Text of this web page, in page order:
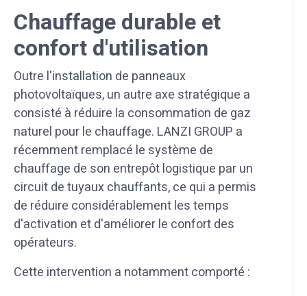
Chauffage durable et
confort d'utilisation
Outre l'installation de panneaux
photovoltaïques, un autre axe stratégique a
consisté à réduire la consommation de gaz
naturel pour le chauffage. LANZI GROUP a
récemment remplacé le système de
chauffage de son entrepôt logistique par un
circuit de tuyaux chauffants, ce qui a permis
de réduire considérablement les temps
d'activation et d'améliorer le confort des
opérateurs.
Cette intervention a notamment comporté :